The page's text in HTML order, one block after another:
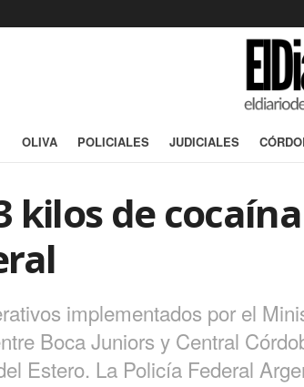
OLIVA POLICIALES JUDICIALES
kilos de
implementados por el
Boca Juniors y Central
Estero. La Policía Federal